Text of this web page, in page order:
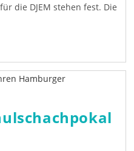
die DJEM stehen fest. Die